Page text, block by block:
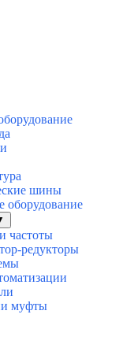
шины
оборудование
частоты
редукторы
муфты